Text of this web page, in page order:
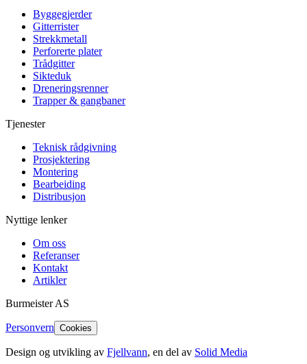
Byggegjerder
Gitterrister
Strekkmetall
Perforerte plater
Trådgitter
Sikteduk
Dreneringsrenner
Trapper & gangbaner
Tjenester
Teknisk rådgivning
Prosjektering
Montering
Bearbeiding
Distribusjon
Nyttige lenker
Om oss
Referanser
Kontakt
Artikler
BurmeisterAS
Personvern Cookies
Design og utvikling av Fjellvann, en del av Solid Media